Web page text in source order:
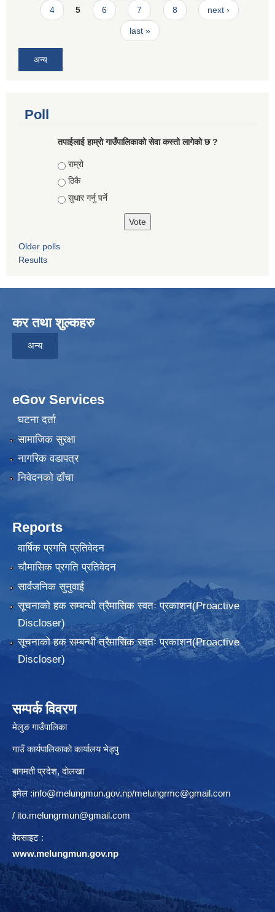
4 5 6 7 8 next ›
last »
अन्य
Poll
तपाईलाई हाम्राे गाउँपालिकाको सेवा कस्तो लागेको छ ?
Choices
राम्रो
ठिकै
सुधार गर्नु पर्ने
Older polls
Results
कर तथा शुल्कहरु
अन्य
eGov Services
घटना दर्ता
सामाजिक सुरक्षा
नागरिक वडापत्र
निवेदनकाे ढाँचा
Reports
वार्षिक प्रगति प्रतिवेदन
चौमासिक प्रगति प्रतिवेदन
सार्वजनिक सुनुवाई
सूचनाको हक सम्बन्धी त्रैमासिक स्वतः प्रकाशन(Proactive
Discloser)
सूचनाको हक सम्बन्धी त्रैमासिक स्वतः प्रकाशन(Proactive
Discloser)
सम्पर्क विवरण
मेलुङ गाउँपालिका
गाउँ कार्यपालिकाको कार्यालय भेड्पु
बागमती प्रदेश, दाेलखा
इमेल :info@melungmun.gov.np/melungrmc@gmail.com
/ ito.melungrmun@gmail.com
वेवसाइट :
www.melungmun.gov.np